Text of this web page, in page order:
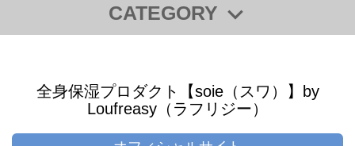
家族様にも、寂しさや喜びや様々な感情が溢
れる1日になるかと思いますが、幸せな笑顔
CATEGORY
◆【全商品一覧】
【SALE】商品
【“キレイ”をプレゼントに】ギフトチケット
全身保湿プロダクト【soie（スワ）】by
Loufreasy（ラフリジー）